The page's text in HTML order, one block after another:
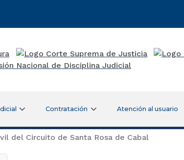
Contratación Atención al usuario
del Circuito de Santa Rosa de Cabal